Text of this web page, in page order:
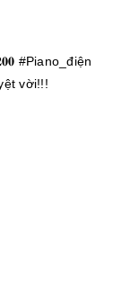
#Piano_điện
vời!!!